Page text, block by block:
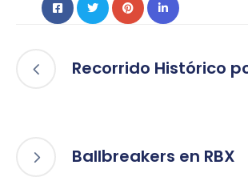
Recorrido Histórico
Ballbreakers en RBX